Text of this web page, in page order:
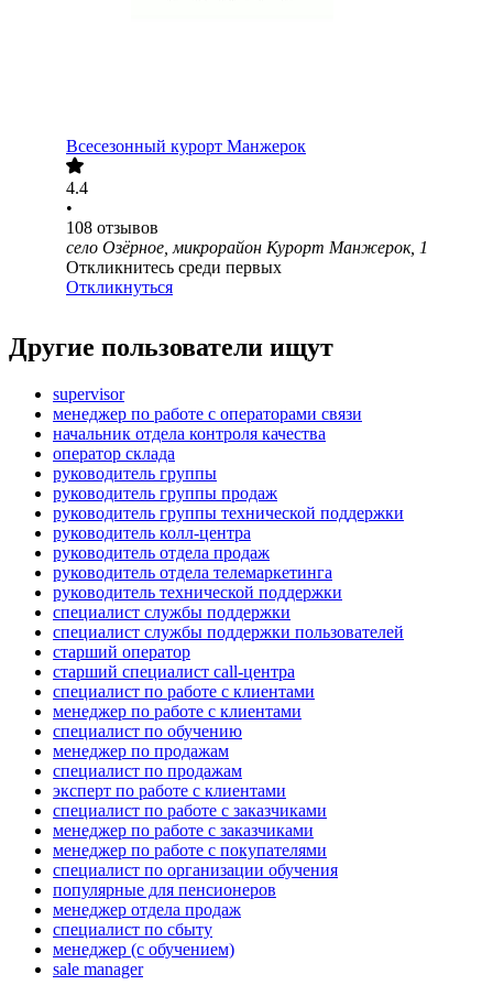
Всесезонный курорт Манжерок
4.4
•
108 отзывов
село Озёрное, микрорайон Курорт Манжерок, 1
Откликнитесь среди первых
Откликнуться
Другие пользователи ищут
supervisor
менеджер по работе с операторами связи
начальник отдела контроля качества
оператор склада
руководитель группы
руководитель группы продаж
руководитель группы технической поддержки
руководитель колл-центра
руководитель отдела продаж
руководитель отдела телемаркетинга
руководитель технической поддержки
специалист службы поддержки
специалист службы поддержки пользователей
старший оператор
старший специалист call-центра
специалист по работе с клиентами
менеджер по работе с клиентами
специалист по обучению
менеджер по продажам
специалист по продажам
эксперт по работе с клиентами
специалист по работе с заказчиками
менеджер по работе с заказчиками
менеджер по работе с покупателями
специалист по организации обучения
популярные для пенсионеров
менеджер отдела продаж
специалист по сбыту
менеджер (с обучением)
sale manager